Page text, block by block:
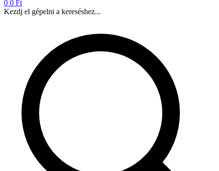
0 0 Ft
Kezdj el gépelni a kereséshez...